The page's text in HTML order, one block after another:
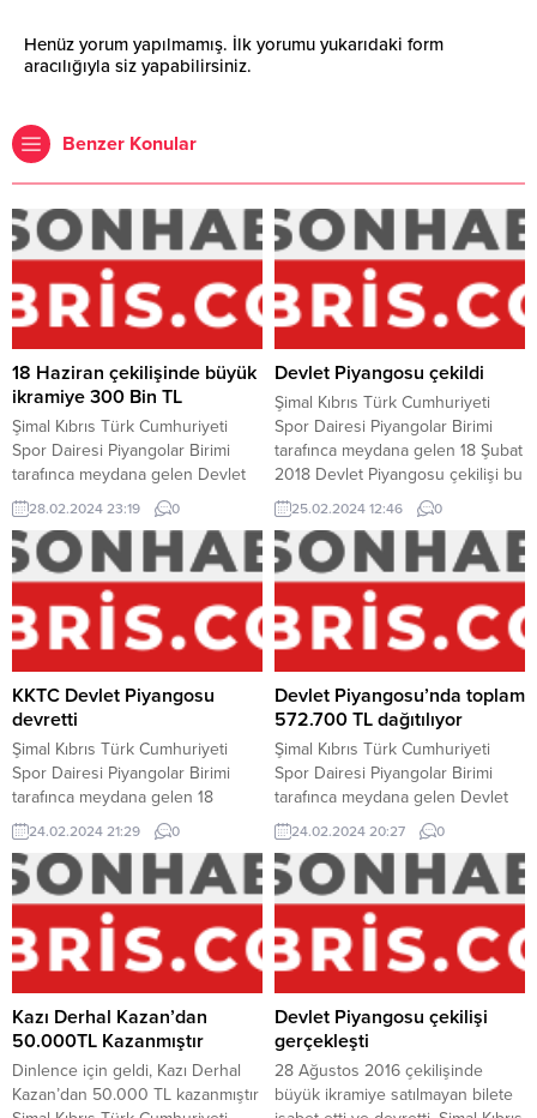
Henüz yorum yapılmamış. İlk yorumu yukarıdaki form
aracılığıyla siz yapabilirsiniz.
Benzer Konular
18 Haziran çekilişinde büyük
ikramiye 300 Bin TL
Şimal Kıbrıs Türk Cumhuriyeti
Spor Dairesi Piyangolar Birimi
tarafınca meydana gelen Devlet
Piyangosu 18 Haziran 2016
tarihinde talih dağıtacak. Büyük
ikramiyenin 300.000 TL ve
toplam ikramiyenin 572.700 TL
olacağı çekiliş coşku ile
planlanıyor. Devlet Piyangosu’nda
8 Haziran çekilişinin satılmayan
Haziran evveliyatına devreden
büyük ikramiye 300.000...
28.02.2024 23:19 0
Devlet Piyangosu çekildi
Şimal Kıbrıs Türk Cumhuriyeti
Spor Dairesi Piyangolar Birimi
tarafınca meydana gelen 18 Şubat
2018 Devlet Piyangosu çekilişi bu
akşam gerçekleşti. Devlet
Piyangosu’nun bu akşam
heyecanla beklenen çekilişinde
200.000 TL’lik büyük ikramiye
“47538” numaralı bilete isabet
etti. 28 Şubat 2018 tarihinde
gerçekleşecek olan bir sonraki
ve toplam...
25.02.2024 12:46 0
KKTC Devlet Piyangosu
devretti
Şimal Kıbrıs Türk Cumhuriyeti
Spor Dairesi Piyangolar Birimi
tarafınca meydana gelen 18
Ağustos 2016 tarihindeki Devlet
Piyangosu bu akşam Lefke
Festivali’nde çekildi. Çekilişte
büyük ikramiyenin satılmayan
bilete isabet etmesinden dolayı
28 Ağustos 2016 tarihinde
gerçekleşecek çekilişte büyük
ikramiye 300.000 TL’ye
yükseltildi. Devlet Piyangosu’nun
bu akşam heyecanla beklenen
çekilişinde “57318” numaralı...
24.02.2024 21:29 0
Devlet Piyangosu’nda toplam
572.700 TL dağıtılıyor
Şimal Kıbrıs Türk Cumhuriyeti
Spor Dairesi Piyangolar Birimi
tarafınca meydana gelen Devlet
Piyangosu 28 Ağustos 2016
tarihinde talih dağıtacak. Büyük
ikramiyenin 300.000 TL ve
toplam ikramiyenin 572.700 TL
olacağı çekiliş coşku ile umut
ediliyor. Devlet Piyangosu’nda 18
Ağustos çekilişinin satılmayan
bilete isabet etmesinden dolayı
28 Ağustos evveliyatına
devreden büyük ikramiye...
24.02.2024 20:27 0
Kazı Derhal Kazan’dan
50.000TL Kazanmıştır
Dinlence için geldi, Kazı Derhal
Kazan’dan 50.000 TL kazanmıştır
Devlet Piyangosu çekilişi
gerçekleşti
28 Ağustos 2016 çekilişinde
büyük ikramiye satılmayan bilete